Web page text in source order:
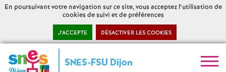
En poursuivant votre navigation sur ce site, vous acceptez l’utilisation de
cookies de suivi et de préférences
J’ACCEPTE DÉSACTIVER LES COOKIES
SNES-FSU Dijon